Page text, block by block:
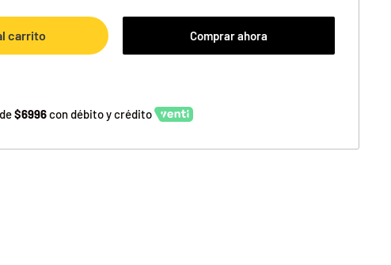
carrito Comprar ahora
$6996con débito y crédito